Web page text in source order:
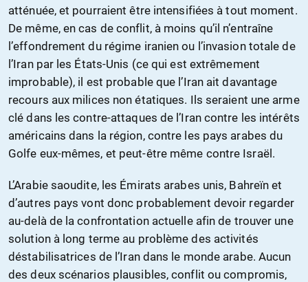
atténuée, et pourraient être intensifiées à tout moment.
De même, en cas de conflit, à moins qu’il n’entraîne
l’effondrement du régime iranien ou l’invasion totale de
l’Iran par les États-Unis (ce qui est extrêmement
improbable), il est probable que l’Iran ait davantage
recours aux milices non étatiques. Ils seraient une arme
clé dans les contre-attaques de l’Iran contre les intérêts
américains dans la région, contre les pays arabes du
Golfe eux-mêmes, et peut-être même contre Israël.
L’Arabie saoudite, les Émirats arabes unis, Bahreïn et
d’autres pays vont donc probablement devoir regarder
au-delà de la confrontation actuelle afin de trouver une
solution à long terme au problème des activités
déstabilisatrices de l’Iran dans le monde arabe. Aucun
des deux scénarios plausibles, conflit ou compromis,